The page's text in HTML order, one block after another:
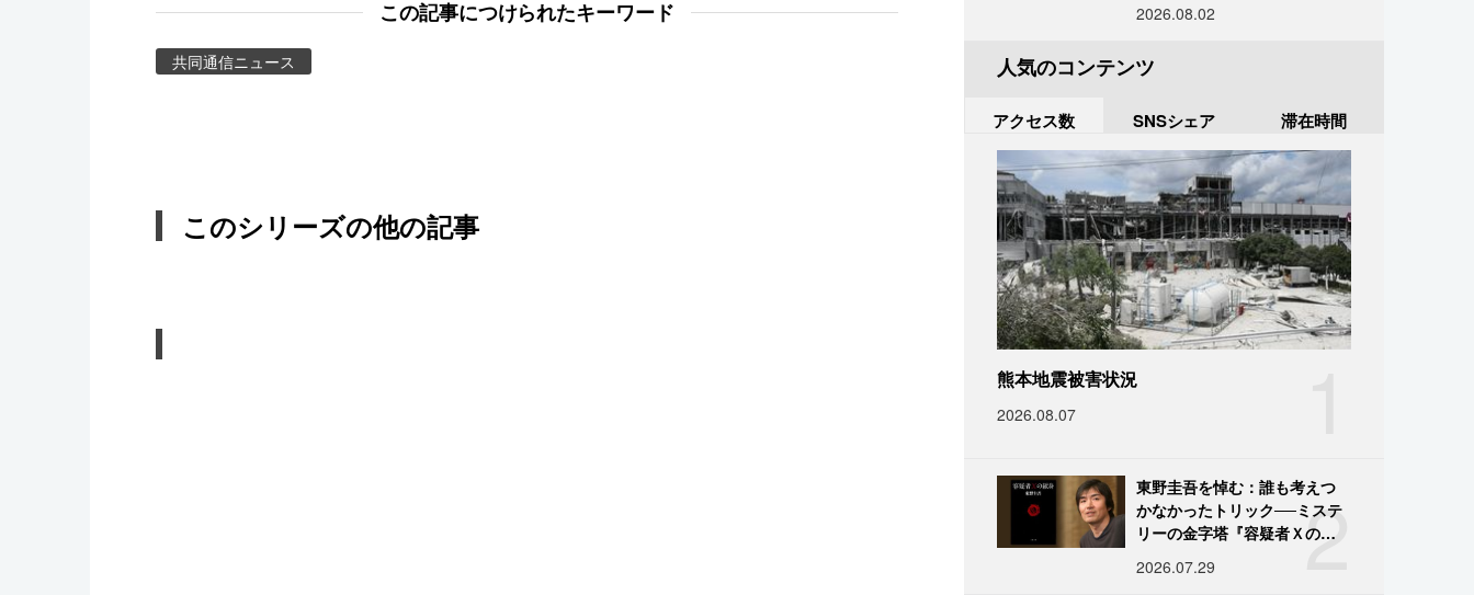
この記事につけられたキーワード
共同通信ニュース
このシリーズの他の記事
2026.08.02
人気のコンテンツ
アクセス数 SNSシェア 滞在時間
熊本地震被害状況
2026.08.07
2
東野圭吾を悼む：誰も考えつ
かなかったトリック──ミステ
リーの金字塔『容疑者Ｘの献
2026.07.29